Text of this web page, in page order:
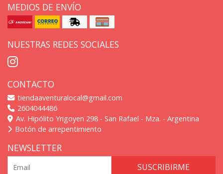
MEDIOS DE ENVÍO
NUESTRAS REDES SOCIALES
CONTACTO
tiendaaventuralocal@gmail.com
2604044486
Av. Hipólito Yrigoyen 298 - San Rafael - Mza. - Argentina
Botón de arrepentimiento
NEWSLETTER
SUSCRIBIRME